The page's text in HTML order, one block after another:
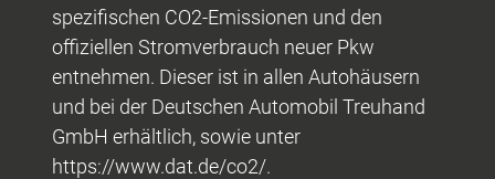
spezifischen CO2-Emissionen und den
offiziellen Stromverbrauch neuer Pkw
entnehmen. Dieser ist in allen Autohäusern
und bei der Deutschen Automobil Treuhand
GmbH erhältlich, sowie unter
https://www.dat.de/co2/.